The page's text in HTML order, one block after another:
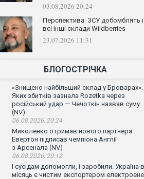
03.08.2026 20:24
Перспектива: ЗСУ добомблять і
всі інші склади Wildberries
23.07.2026 11:31
БЛОГОСТРІЧКА
«Знищено найбільший склад у Броварах».
Яких збитків зазнала Rozetka через
російський удар — Чечоткін назвав суму
(NV)
06.08.2026, 20:24
Миколенко отримав нового партнера:
Евертон підписав чемпіона Англії
з Арсенала (NV)
06.08.2026, 20:12
І сусідам допомогли, і заробили. Україна
місяць є чистим експортером